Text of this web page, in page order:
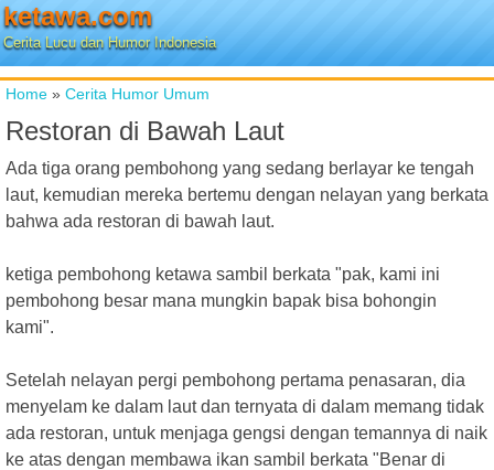
ketawa.com
Cerita Lucu dan Humor Indonesia
Home » Cerita Humor Umum
Restoran di Bawah Laut
Ada tiga orang pembohong yang sedang berlayar ke tengah
laut, kemudian mereka bertemu dengan nelayan yang berkata
bahwa ada restoran di bawah laut.
ketiga pembohong ketawa sambil berkata "pak, kami ini
pembohong besar mana mungkin bapak bisa bohongin
kami".
Setelah nelayan pergi pembohong pertama penasaran, dia
menyelam ke dalam laut dan ternyata di dalam memang tidak
ada restoran, untuk menjaga gengsi dengan temannya di naik
ke atas dengan membawa ikan sambil berkata "Benar di